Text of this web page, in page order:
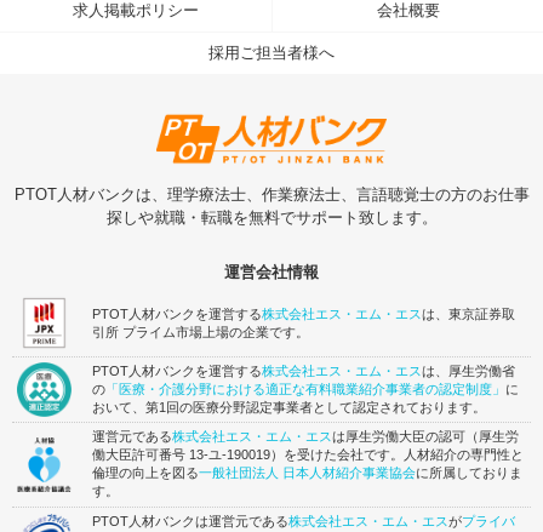
求人掲載ポリシー 会社概要
採用ご担当者様へ
PTOT人材バンクは、理学療法士、作業療法士、言語聴覚士の方のお仕事
探しや就職・転職を無料でサポート致します。
運営会社情報
PTOT人材バンクを運営する株式会社エス・エム・エスは、東京証券取
引所 プライム市場上場の企業です。
PTOT人材バンクを運営する株式会社エス・エム・エスは、厚生労働省
の 「医療・介護分野における適正な有料職業紹介事業者の認定制度」 に
おいて、第1回の医療分野認定事業者として認定されております。
運営元である株式会社エス・エム・エスは厚生労働大臣の認可（厚生労
働大臣許可番号 13-ユ-190019）を受けた会社です。人材紹介の専門性と
倫理の向上を図る一般社団法人 日本人材紹介事業協会に所属しておりま
す。
PTOT人材バンクは運営元である株式会社エス・エム・エスがプライバ